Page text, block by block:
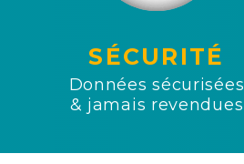
SÉCURITÉ
Données sécurisées
& jamais revendues